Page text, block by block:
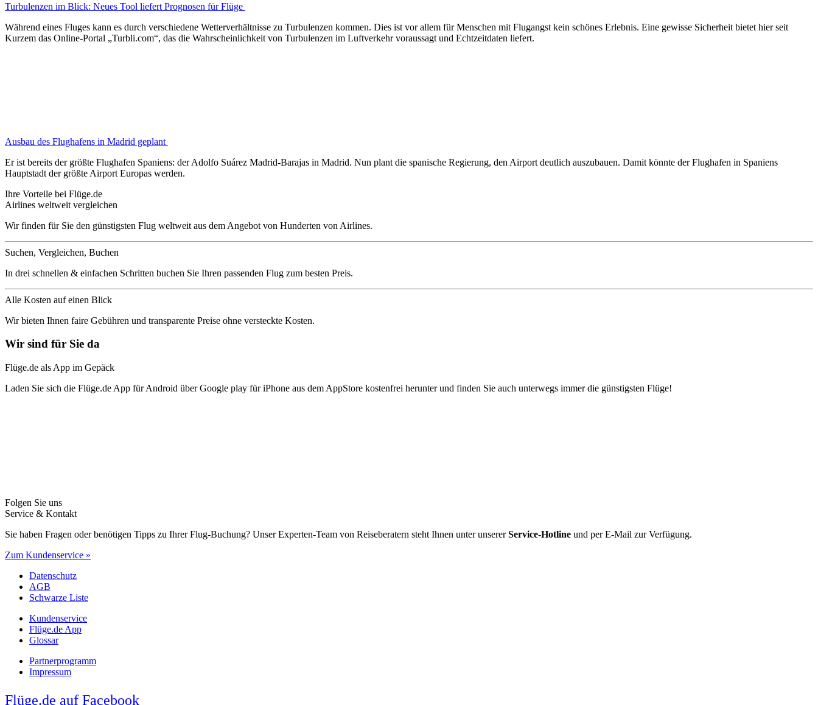
Turbulenzen im Blick: Neues Tool liefert Prognosen für Flüge
Während eines Fluges kann es durch verschiedene Wetterverhältnisse zu Turbulenzen kommen. Dies ist vor allem für Menschen mit Flugangst kein schönes Erlebnis. Eine gewisse Sicherheit bietet hier seit
Kurzem das Online-Portal „Turbli.com“, das die Wahrscheinlichkeit von Turbulenzen im Luftverkehr voraussagt und Echtzeitdaten liefert.
Ausbau des Flughafens in Madrid geplant
Er ist bereits der größte Flughafen Spaniens: der Adolfo Suárez Madrid-Barajas in Madrid. Nun plant die spanische Regierung, den Airport deutlich auszubauen. Damit könnte der Flughafen in Spaniens
Hauptstadt der größte Airport Europas werden.
Ihre Vorteile bei Flüge.de
Airlines weltweit vergleichen
Wir finden für Sie den günstigsten Flug weltweit aus dem Angebot von Hunderten von Airlines.
Suchen, Vergleichen, Buchen
In drei schnellen & einfachen Schritten buchen Sie Ihren passenden Flug zum besten Preis.
Alle Kosten auf einen Blick
Wir bieten Ihnen faire Gebühren und transparente Preise ohne versteckte Kosten.
Wir sind für Sie da
Flüge.de als App im Gepäck
Laden Sie sich die Flüge.de App für Android über Google play für iPhone aus dem AppStore kostenfrei herunter und finden Sie auch unterwegs immer die günstigsten Flüge!
Folgen Sie uns
Service & Kontakt
Sie haben Fragen oder benötigen Tipps zu Ihrer Flug-Buchung? Unser Experten-Team von Reiseberatern steht Ihnen unter unsererService-Hotline und per E-Mail zur Verfügung.
Zum Kundenservice »
Datenschutz
AGB
Schwarze Liste
Kundenservice
Flüge.de App
Glossar
Partnerprogramm
Impressum
Flüge.de auf Facebook